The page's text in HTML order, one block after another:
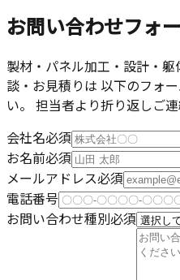
お問い合わせフォ
製材・パネル加工・設計・
談・お見積りは 以下のフォ
い。 担当者より折り返しご連
会社名必須
お名前必須
メールアドレス必須
電話番号
お問い合わせ種別必須